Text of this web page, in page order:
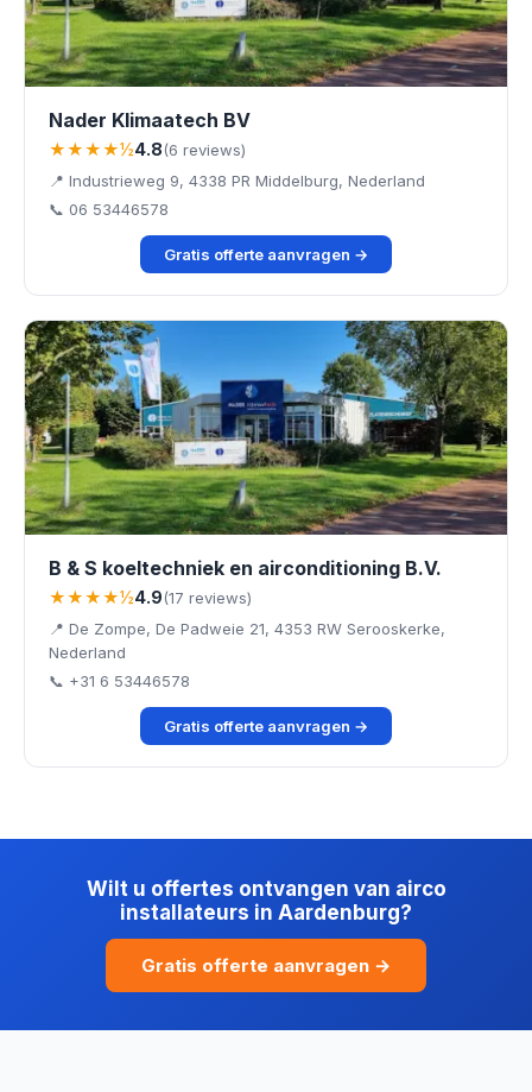
Nader Klimaatech BV
★★★★½4.8(6 reviews)
📍 Industrieweg 9, 4338 PR Middelburg, Nederland
📞 06 53446578
Gratis offerte aanvragen →
B & S koeltechniek en airconditioning B.V.
★★★★½4.9(17 reviews)
📍 De Zompe, De Padweie 21, 4353 RW Serooskerke,
Nederland
📞 +31 6 53446578
Gratis offerte aanvragen →
Wilt u offertes ontvangen van airco
installateurs in Aardenburg?
Gratis offerte aanvragen →